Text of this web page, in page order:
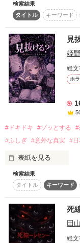
☞クールな隠れ溺愛
成宮 大翔(Narumiya
×
☞ツンデレ鈍感美少
大っ嫌いな幼なじみ
結婚を目前に控え
会社の多忙な業務に
セクハラ上司も可憐
日々の仕事にも前向
「今度の企画、評判
「そう言ってもらえ
部署は違うけど、社
同期入社で歳も同じ
検索結果
タイトル
キーワード
見
姫
総
ホ
#ドキドキ #ゾッとする #
#ふしぎ #意外な真実 #日
表紙を見る
それでは今日のテス
検索結果
タイトル
キーワード
死
田
総